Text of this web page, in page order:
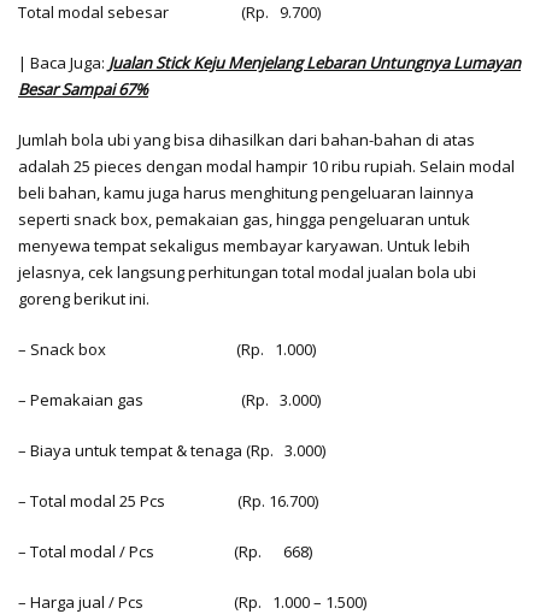
Total modal sebesar (Rp. 9.700)
| Baca Juga: Jualan Stick Keju Menjelang Lebaran Untungnya Lumayan
Besar Sampai 67%
Jumlah bola ubi yang bisa dihasilkan dari bahan-bahan di atas
adalah 25 pieces dengan modal hampir 10 ribu rupiah. Selain modal
beli bahan, kamu juga harus menghitung pengeluaran lainnya
seperti snack box, pemakaian gas, hingga pengeluaran untuk
menyewa tempat sekaligus membayar karyawan. Untuk lebih
jelasnya, cek langsung perhitungan total modal jualan bola ubi
goreng berikut ini.
– Snack box (Rp. 1.000)
– Pemakaian gas (Rp. 3.000)
– Biaya untuk tempat & tenaga (Rp. 3.000)
– Total modal 25 Pcs (Rp. 16.700)
– Total modal / Pcs (Rp. 668)
– Harga jual / Pcs (Rp. 1.000 – 1.500)